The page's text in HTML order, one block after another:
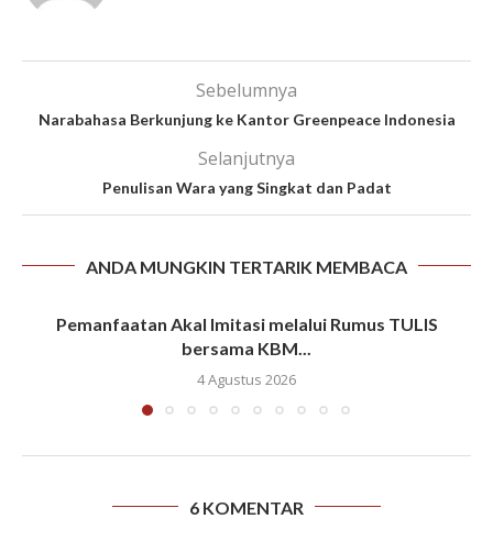
Sebelumnya
Narabahasa Berkunjung ke Kantor Greenpeace Indonesia
Selanjutnya
Penulisan Wara yang Singkat dan Padat
ANDA MUNGKIN TERTARIK MEMBACA
Pemanfaatan Akal Imitasi melalui Rumus TULIS
bersama KBM...
4 Agustus 2026
6 KOMENTAR